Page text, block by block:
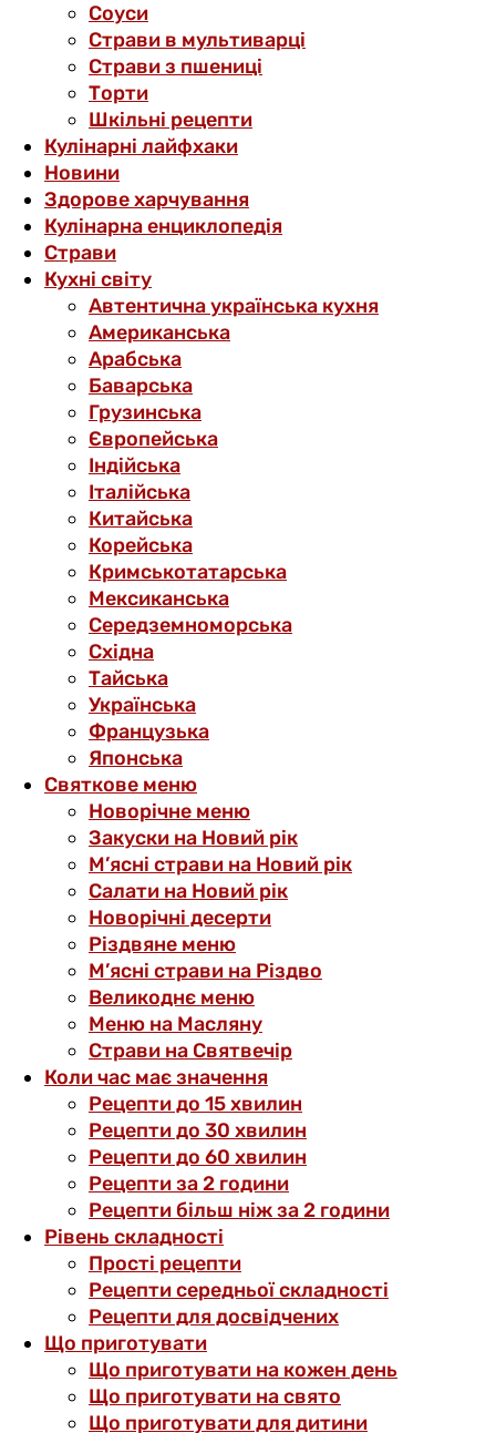
Соуси
Страви в мультиварці
Страви з пшениці
Торти
Шкільні рецепти
Кулінарні лайфхаки
Новини
Здорове харчування
Кулінарна енциклопедія
Страви
Кухні світу
Автентична українська кухня
Американська
Арабська
Баварська
Грузинська
Європейська
Індійська
Італійська
Китайська
Корейська
Кримськотатарська
Мексиканська
Середземноморська
Східна
Тайська
Українська
Французька
Японська
Святкове меню
Новорічне меню
Закуски на Новий рік
М’ясні страви на Новий рік
Салати на Новий рік
Новорічні десерти
Різдвяне меню
М’ясні страви на Різдво
Великоднє меню
Меню на Масляну
Страви на Святвечір
Коли час має значення
Рецепти до 15 хвилин
Рецепти до 30 хвилин
Рецепти до 60 хвилин
Рецепти за 2 години
Рецепти більш ніж за 2 години
Рівень складності
Прості рецепти
Рецепти середньої складності
Рецепти для досвідчених
Що приготувати
Що приготувати на кожен день
Що приготувати на свято
Що приготувати для дитини